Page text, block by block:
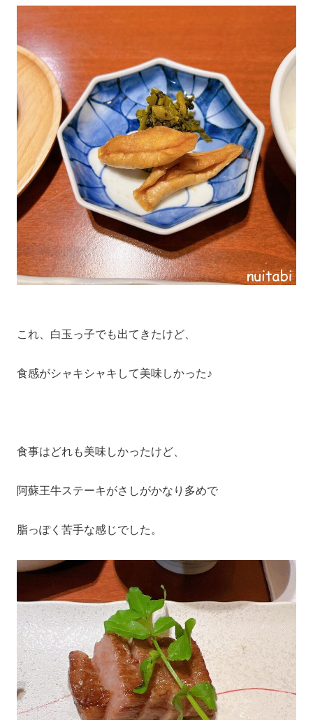
これ、白玉っ子でも出てきたけど、
食感がシャキシャキして美味しかった♪
食事はどれも美味しかったけど、
阿蘇王牛ステーキがさしがかなり多めで
脂っぽく苦手な感じでした。